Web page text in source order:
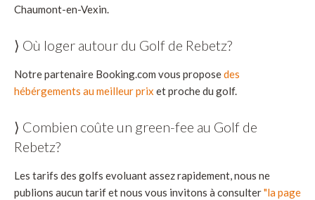
Chaumont-en-Vexin.
⟩ Où loger autour du Golf de Rebetz?
Notre partenaire Booking.com vous proposedes
hébérgements au meilleur prix et proche du golf.
⟩ Combien coûte un green-fee au Golf de
Rebetz?
Les tarifs des golfs evoluant assez rapidement, nous ne
publions aucun tarif et nous vous invitons à consulter"la page